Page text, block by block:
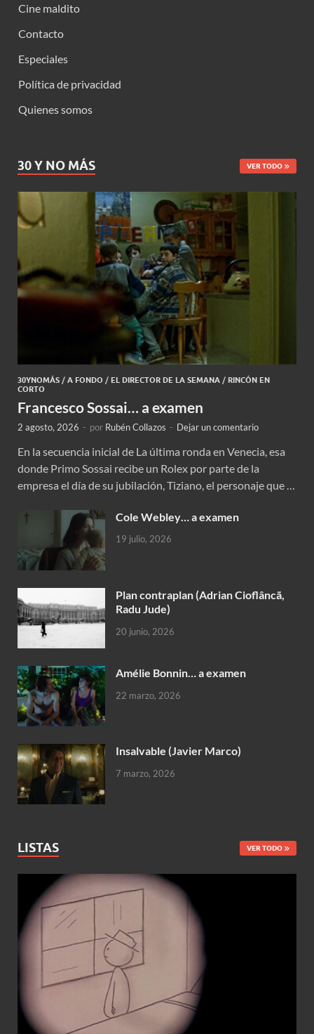
Cine maldito
Contacto
Especiales
Política de privacidad
Quienes somos
30 Y NO MÁS VER TODO
30YNOMÁS / A FONDO / EL DIRECTOR DE LA SEMANA / RINCÓN EN
CORTO
Francesco Sossai… a examen
2 agosto, 2026 - por Rubén Collazos - Dejar un comentario
En la secuencia inicial de La última ronda en Venecia, esa
donde Primo Sossai recibe un Rolex por parte de la
empresa el día de su jubilación, Tiziano, el personaje que …
Cole Webley… a examen
19 julio, 2026
Plan contraplan (Adrian Cioflâncã,
Radu Jude)
20 junio, 2026
Amélie Bonnin… a examen
22 marzo, 2026
Insalvable (Javier Marco)
7 marzo, 2026
LISTAS VER TODO